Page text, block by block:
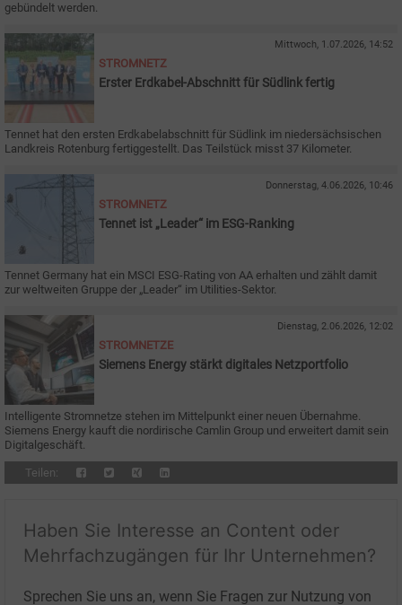
gebündelt werden.
Mittwoch, 1.07.2026, 14:52
STROMNETZ
Erster Erdkabel-Abschnitt für Südlink fertig
Tennet hat den ersten Erdkabelabschnitt für Südlink im niedersächsischen
Landkreis Rotenburg fertiggestellt. Das Teilstück misst 37 Kilometer.
Donnerstag, 4.06.2026, 10:46
STROMNETZ
Tennet ist „Leader“ im ESG-Ranking
Tennet Germany hat ein MSCI ESG-Rating von AA erhalten und zählt damit
zur weltweiten Gruppe der „Leader“ im Utilities-Sektor.
Dienstag, 2.06.2026, 12:02
STROMNETZE
Siemens Energy stärkt digitales Netzportfolio
Intelligente Stromnetze stehen im Mittelpunkt einer neuen Übernahme.
Siemens Energy kauft die nordirische Camlin Group und erweitert damit sein
Digitalgeschäft.
Teilen:
Haben Sie Interesse an Content oder
Mehrfachzugängen für Ihr Unternehmen?
Sprechen Sie uns an, wenn Sie Fragen zur Nutzung von